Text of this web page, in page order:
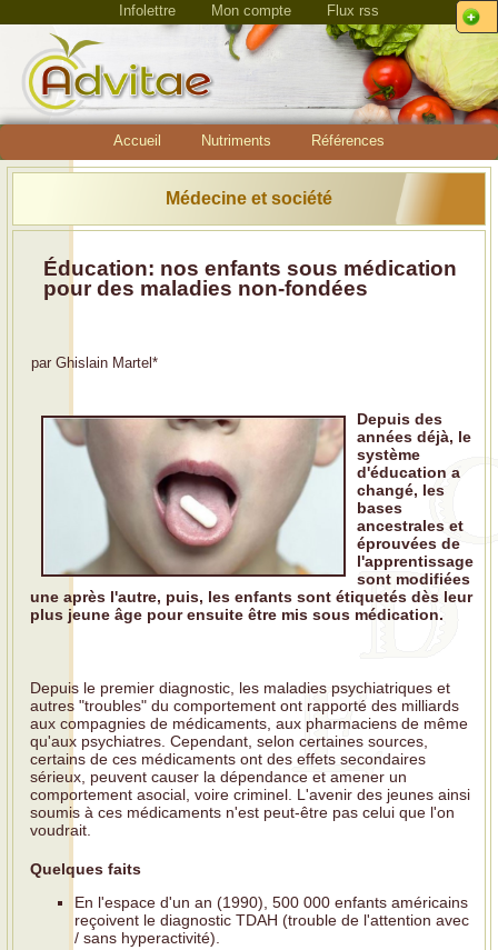
Infolettre Mon compte Flux rss
Accueil Nutriments Références
Médecine et société
Éducation: nos enfants sous médication
pour des maladies non-fondées
par Ghislain Martel *
Depuis des
années déjà, le
système
d'éducation a
changé, les
bases
ancestrales et
éprouvées de
l'apprentissage
sont modifiées
une après l'autre, puis, les enfants sont étiquetés dès leur
plus jeune âge pour ensuite être mis sous médication.
Depuis le premier diagnostic, les maladies psychiatriques et
autres "troubles" du comportement ont rapporté des milliards
aux compagnies de médicaments, aux pharmaciens de même
qu'aux psychiatres. Cependant, selon certaines sources,
certains de ces médicaments ont des effets secondaires
sérieux, peuvent causer la dépendance et amener un
comportement asocial, voire criminel. L'avenir des jeunes ainsi
soumis à ces médicaments n'est peut-être pas celui que l'on
voudrait.
Quelques faits
En l'espace d'un an (1990), 500 000 enfants américains
reçoivent le diagnostic TDAH (trouble de l'attention avec
/ sans hyperactivité).